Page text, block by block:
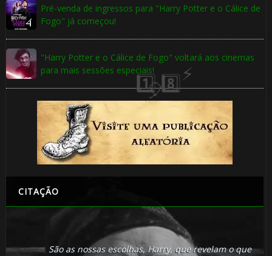
Pré-venda de ingressos para "Harry Potter e o Cálice de
Fogo" já começou!
"Harry Potter e o Cálice de Fogo" voltará aos cinemas
para mais sessões especiais!
CITAÇÃO
São as nossas escolhas, Harry, que revelam o que
⚡ ⚡